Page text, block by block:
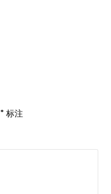
* 标注